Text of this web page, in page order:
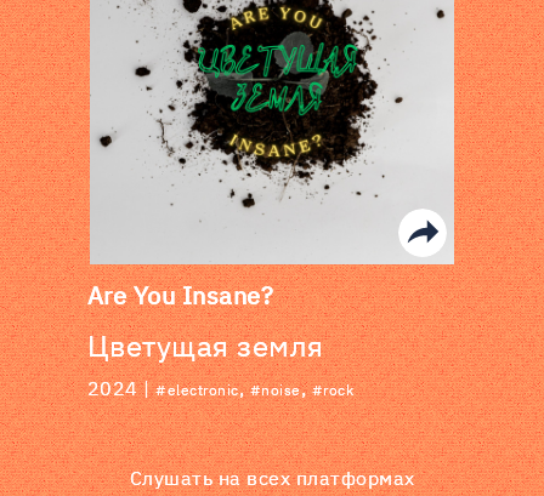
поиск
Are You Insane?
Цветущая земля
2024 |#electronic,#noise,#rock
Слушать на всех платформах